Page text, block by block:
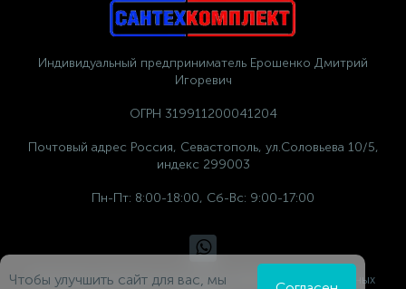
Индивидуальный предприниматель Ерошенко Дмитрий
Игоревич
ОГРН 319911200041204
Почтовый адрес Россия, Севастополь, ул.Соловьева 10/5,
индекс 299003
Пн-Пт: 8:00-18:00, Сб-Вс: 9:00-17:00
Политика компании в отношении обработки персональных
Чтобы улучшить сайт для вас, мы